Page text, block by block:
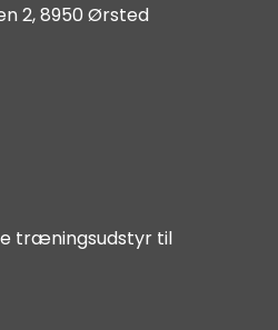
2, 8950 Ørsted
træningsudstyr til